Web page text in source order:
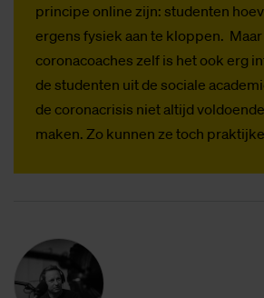
principe online zijn: studenten
ergens fysiek aan te kloppen.
coronacoaches zelf is het ook erg
de studenten uit de sociale
de coronacrisis niet altijd
maken. Zo kunnen ze toch